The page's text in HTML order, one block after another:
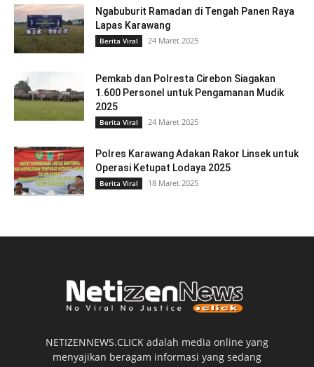
Ngabuburit Ramadan di Tengah Panen Raya
Lapas Karawang
Berita Viral 24 Maret 2025
Pemkab dan Polresta Cirebon Siagakan
1.600 Personel untuk Pengamanan Mudik
2025
Berita Viral 24 Maret 2025
Polres Karawang Adakan Rakor Linsek untuk
Operasi Ketupat Lodaya 2025
Berita Viral 18 Maret 2025
NETIZENNEWS.CLICK adalah media online yang
menyajikan beragam informasi yang sedang